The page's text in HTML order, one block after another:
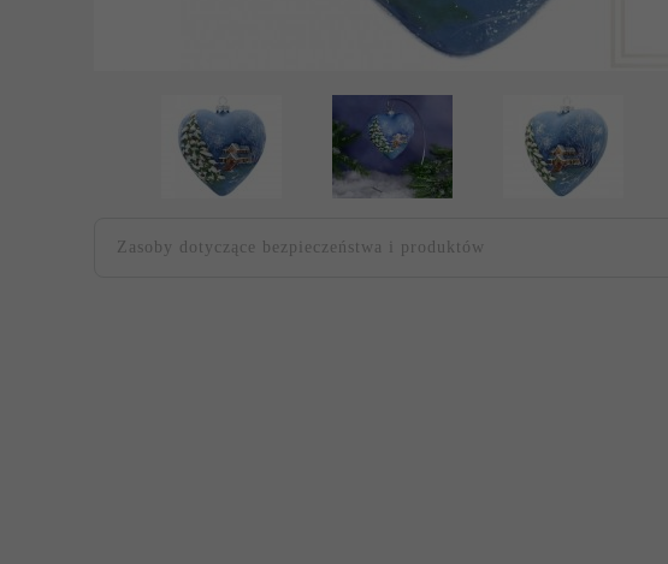
Zasoby dotyczące bezpieczeństwa i produktów